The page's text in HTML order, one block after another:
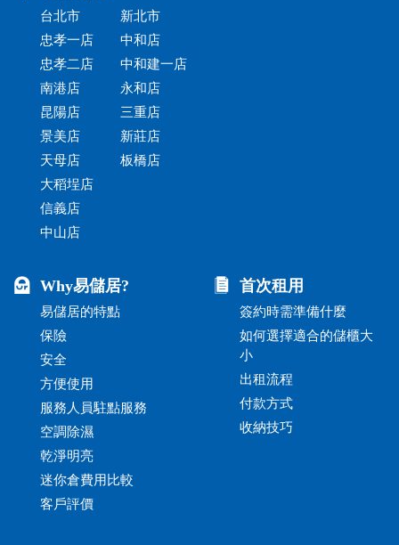
台北市
忠孝一店
忠孝二店
南港店
昆陽店
景美店
天母店
大稻埕店
信義店
中山店
新北市
中和店
中和建一店
永和店
三重店
新莊店
板橋店
Why易儲居?
易儲居的特點
保險
安全
方便使用
服務人員駐點服務
空調除濕
乾淨明亮
迷你倉費用比較
客戶評價
首次租用
簽約時需準備什麼
如何選擇適合的儲櫃大
小
出租流程
付款方式
收納技巧